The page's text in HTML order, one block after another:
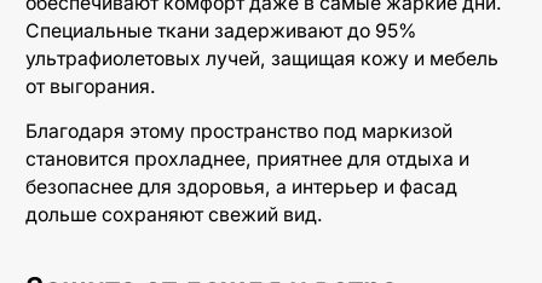
Специальные ткани задерживают до 95%
ультрафиолетовых лучей, защищая кожу и мебель
от выгорания.
Благодаря этому пространство под маркизой
становится прохладнее, приятнее для отдыха и
безопаснее для здоровья, а интерьер и фасад
дольше сохраняют свежий вид.